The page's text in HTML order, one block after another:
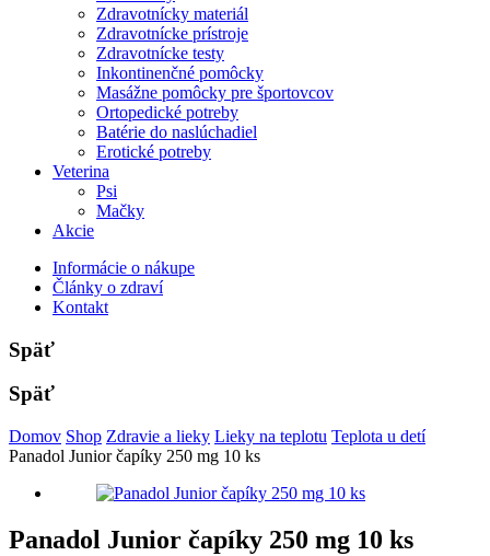
Zdravotnícky materiál
Zdravotnícke prístroje
Zdravotnícke testy
Inkontinenčné pomôcky
Masážne pomôcky pre športovcov
Ortopedické potreby
Batérie do naslúchadiel
Erotické potreby
Veterina
Psi
Mačky
Akcie
Informácie o nákupe
Články o zdraví
Kontakt
Späť
Späť
Domov Shop Zdravie a lieky Lieky na teplotu Teplota u detí
Panadol Junior čapíky 250 mg 10 ks
Panadol Junior čapíky 250 mg 10 ks